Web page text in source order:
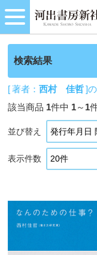
検索結果
[ 著者：西村 佳哲]
該当商品 1件中 1～ 1
並び替え
表示件数